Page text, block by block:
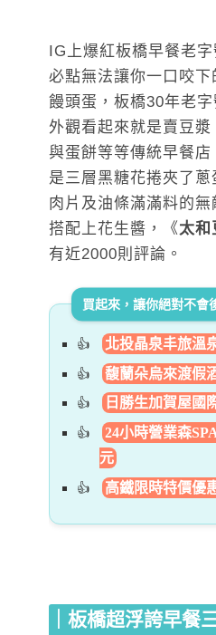
IG上爆紅板橋早餐老字
必點無法讓你一口咬
饅頭蛋，板橋30年老字
外觀看起來就是賣豆
與蛋餅等等傳統早餐
是三層黑糖花捲夾了蔥
肉片及油條滿滿料的
搭配上花生醬，《太和
有近2000則評論。
買起來，讓你絕對不會
北投晶泉丰旅溫
馥蘭朵烏來渡假
日勝生加賀屋國
24小時營業森
元
高鐵限時特價優
｜板橋超浮誇早餐